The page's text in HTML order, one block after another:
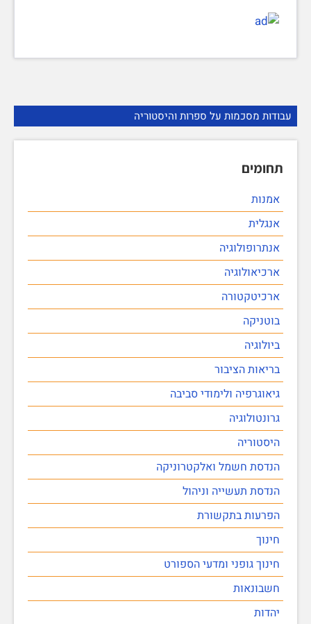
עבודות מסכמות על ספרות והיסטוריה
תחומים
אמנות
אנגלית
אנתרופולוגיה
ארכיאולוגיה
ארכיטקטורה
בוטניקה
ביולוגיה
בריאות הציבור
גיאוגרפיה ולימודי סביבה
גרונטולוגיה
היסטוריה
הנדסת חשמל ואלקטרוניקה
הנדסת תעשייה וניהול
הפרעות בתקשורת
חינוך
חינוך גופני ומדעי הספורט
חשבונאות
יהדות